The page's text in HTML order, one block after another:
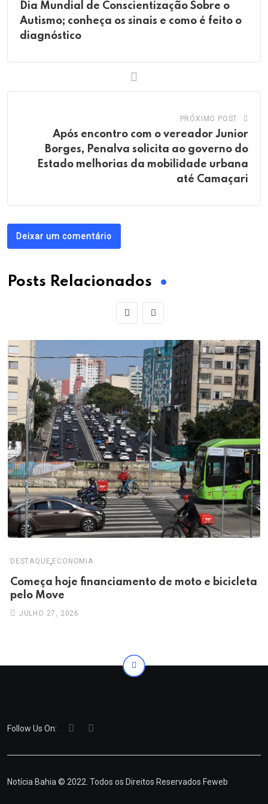
Dia Mundial de Conscientização Sobre o
Autismo; conheça os sinais e como é feito o
diagnóstico
PRÓXIMO POST
Após encontro com o vereador Junior
Borges, Penalva solicita ao governo do
Estado melhorias da mobilidade urbana
até Camaçari
Deixar um comentário
Posts Relacionados
DESTAQUE, ECONOMIA
Começa hoje financiamento de moto e bicicleta
pelo Move
JULHO 27, 2026
Follow Us On:
Notícia Bahia © 2022. Todos os Direitos Reservados Feweb